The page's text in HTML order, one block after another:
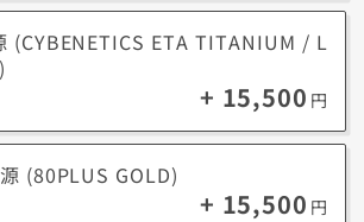
以上の電源
などを後から増設しても、容量に余裕があれば
(CYBENETICS ETA TITANIUM / L
+ 15,500 円
(80PLUS GOLD)
+ 15,500 円